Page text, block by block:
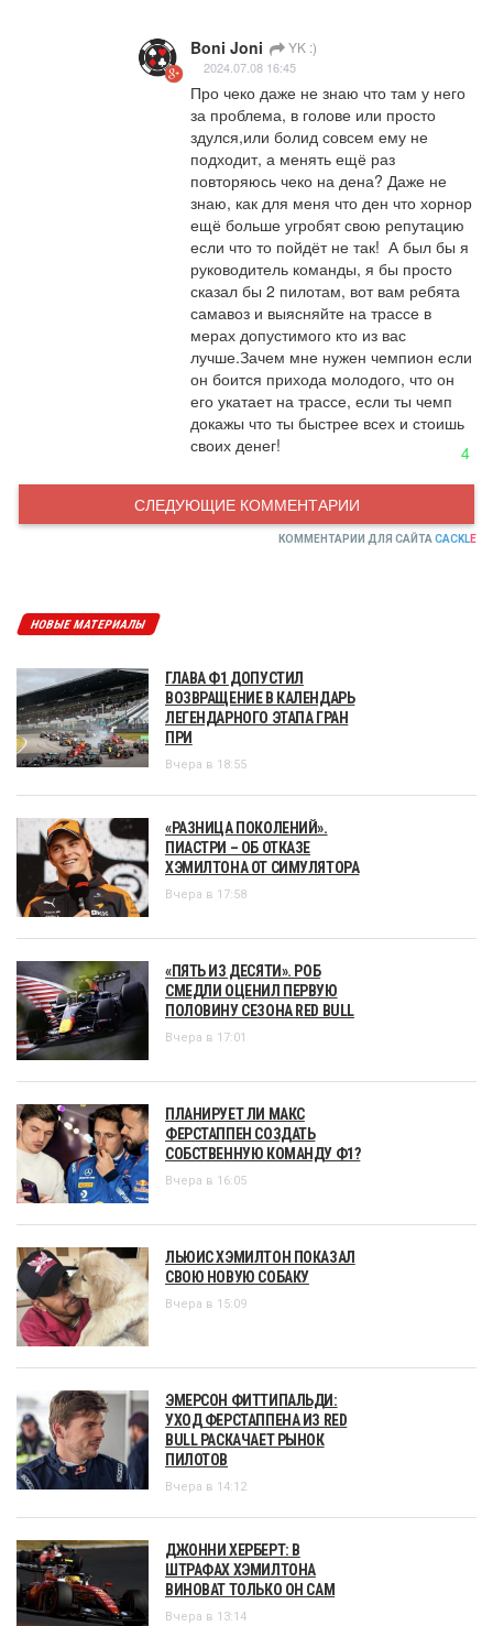
Boni Joni YK :)
2024.07.08 16:45
Про чеко даже не знаю что там у него
за проблема, в голове или просто
здулся,или болид совсем ему не
подходит, а менять ещё раз
повторяюсь чеко на дена? Даже не
знаю, как для меня что ден что хорнор
ещё больше угробят свою репутацию
если что то пойдёт не так!  А был бы я
руководитель команды, я бы просто
сказал бы 2 пилотам, вот вам ребята
самавоз и выясняйте на трассе в
мерах допустимого кто из вас
лучше.Зачем мне нужен чемпион если
он боится прихода молодого, что он
его укатает на трассе, если ты чемп
докажы что ты быстрее всех и стоишь
своих денег!
4
СЛЕДУЮЩИЕ КОММЕНТАРИИ
КОММЕНТАРИИ ДЛЯ САЙТАCACKLE
НОВЫЕ МАТЕРИАЛЫ
ГЛАВА Ф1 ДОПУСТИЛ
ВОЗВРАЩЕНИЕ В КАЛЕНДАРЬ
ЛЕГЕНДАРНОГО ЭТАПА ГРАН
ПРИ
Вчера в 18:55
«РАЗНИЦА ПОКОЛЕНИЙ».
ПИАСТРИ – ОБ ОТКАЗЕ
ХЭМИЛТОНА ОТ СИМУЛЯТОРА
Вчера в 17:58
«ПЯТЬ ИЗ ДЕСЯТИ». РОБ
СМЕДЛИ ОЦЕНИЛ ПЕРВУЮ
ПОЛОВИНУ СЕЗОНА RED BULL
Вчера в 17:01
ПЛАНИРУЕТ ЛИ МАКС
ФЕРСТАППЕН СОЗДАТЬ
СОБСТВЕННУЮ КОМАНДУ Ф1?
Вчера в 16:05
ЛЬЮИС ХЭМИЛТОН ПОКАЗАЛ
СВОЮ НОВУЮ СОБАКУ
Вчера в 15:09
ЭМЕРСОН ФИТТИПАЛЬДИ:
УХОД ФЕРСТАППЕНА ИЗ RED
BULL РАСКАЧАЕТ РЫНОК
ПИЛОТОВ
Вчера в 14:12
ДЖОННИ ХЕРБЕРТ: В
ШТРАФАХ ХЭМИЛТОНА
ВИНОВАТ ТОЛЬКО ОН САМ
Вчера в 13:14